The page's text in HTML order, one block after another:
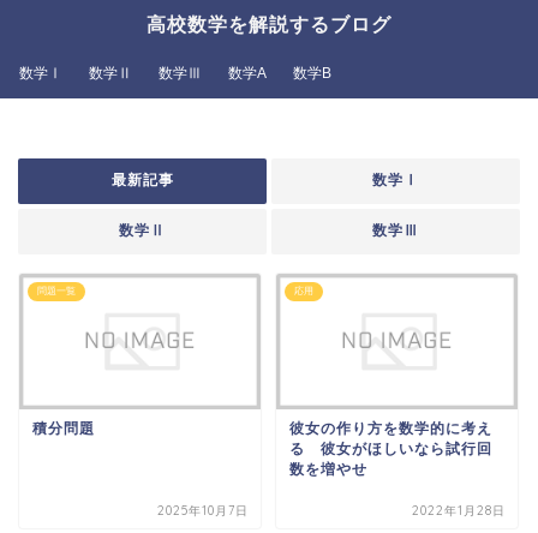
高校数学を解説するブログ
数学Ⅰ 数学Ⅱ 数学Ⅲ 数学A 数学B
最新記事 数学Ⅰ
数学Ⅱ 数学Ⅲ
問題一覧
積分問題
2025年10月7日
応用
彼女の作り方を数学的に考え
る 彼女がほしいなら試行回
数を増やせ
2022年1月28日